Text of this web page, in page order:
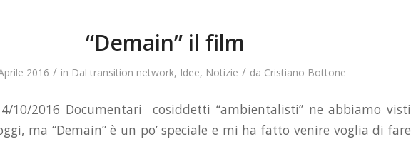
“Demain” il film
2016 / in Dal transition network, Idee, Notizie / da Cristiano Bottone
10/2016 Documentari cosiddetti “ambientalisti” ne abbiamo visti
ma “Demain” è un po’ speciale e mi ha fatto venire voglia di fare